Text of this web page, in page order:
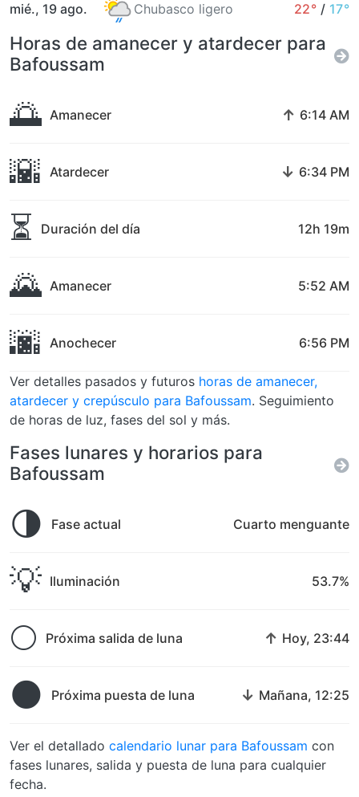
mié., 19 ago. Chubasco ligero 22° / 17°
Horas de amanecer y atardecer para
Bafoussam
🌅 Amanecer ↑ 6:14 AM
🌇 Atardecer ↓ 6:34 PM
⏳ Duración del día 12h 19m
🌄 Amanecer 5:52 AM
🌆 Anochecer 6:56 PM
Ver detalles pasados y futuros horas de amanecer,
atardecer y crepúsculo para Bafoussam. Seguimiento
de horas de luz, fases del sol y más.
Fases lunares y horarios para
Bafoussam
🌗 Fase actual Cuarto menguante
💡 Iluminación 53.7%
🌕 Próxima salida de luna ↑ Hoy, 23:44
🌑 Próxima puesta de luna ↓ Mañana, 12:25
Ver el detallado calendario lunar para Bafoussam con
fases lunares, salida y puesta de luna para cualquier
fecha.